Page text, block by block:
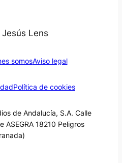
Lens
somosAviso legal
Política de cookies
de Andalucía, S.A. Calle
ASEGRA 18210 Peligros